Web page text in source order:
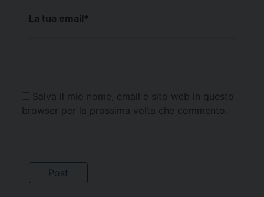
La tua email*
Salva il mio nome, email e sito web in questo
browser per la prossima volta che commento.